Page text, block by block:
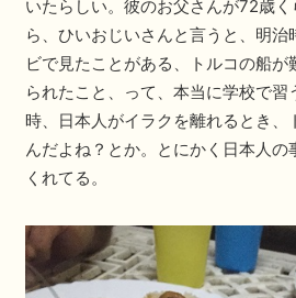
いたらしい。彼のお父さんが72歳
ら、ひいおじいさんと言うと、明治
ビで見たことがある、トルコの船が
られたこと、って、本当に学校で
時、日本人がイラクを離れるとき、
んだよね？とか。とにかく日本人の
くれてる。